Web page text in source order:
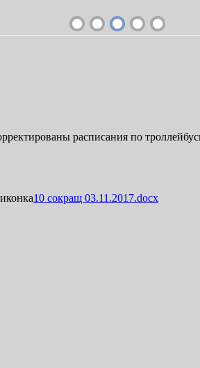
расписания по
10 сокращ 03.11.2017.docx